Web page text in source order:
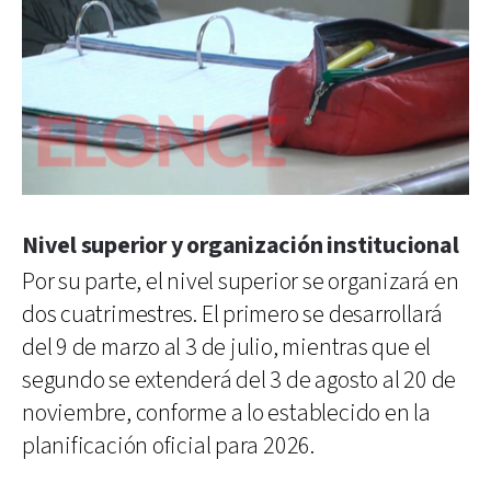
Nivel superior y organización institucional
Por su parte, el nivel superior se organizará en
dos cuatrimestres. El primero se desarrollará
del 9 de marzo al 3 de julio, mientras que el
segundo se extenderá del 3 de agosto al 20 de
noviembre, conforme a lo establecido en la
planificación oficial para 2026.